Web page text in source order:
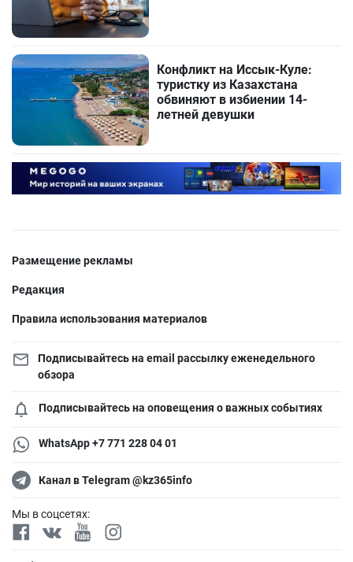
Конфликт на Иссык-Куле:
туристку из Казахстана
обвиняют в избиении 14-
летней девушки
Размещение рекламы
Редакция
Правила использования материалов
Подписывайтесь на email рассылку еженедельного
обзора
Подписывайтесь на оповещения о важных событиях
WhatsApp +7 771 228 04 01
Канал в Telegram @kz365info
Мы в соцсетях: